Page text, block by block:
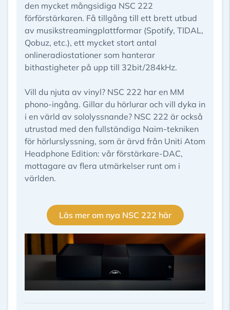
den mycket mångsidiga NSC 222
förförstärkaren. Få tillgång till ett brett utbud
av musikstreamingplattformar (Spotify, TIDAL,
Qobuz, etc.), ett mycket stort antal
onlineradiostationer som hanterar
bithastigheter på upp till 32bit/284kHz.
Vill du njuta av vinyl? NSC 222 har en MM
phono-ingång. Gillar du hörlurar och vill dyka in
i en värld av sololyssnande? NSC 222 är också
utrustad med den fullständiga Naim-tekniken
för hörlurslyssning, som är ärvd från Uniti Atom
Headphone Edition: vår förstärkare-DAC,
mottagare av flera utmärkelser runt om i
världen.
Läs mer om nya NSC 222 här